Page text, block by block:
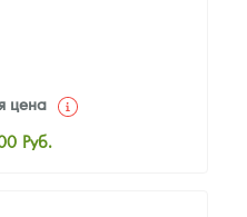
цена
Руб.